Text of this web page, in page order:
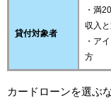
貸付対象者
・満
収入
・ア
方
カードローンを選ぶ